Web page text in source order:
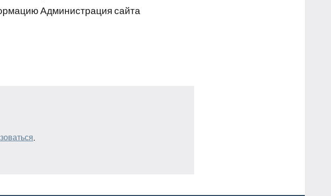
Администрация сайта